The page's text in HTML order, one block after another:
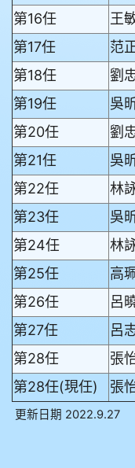
第16任
王
第17任
范
第18任
劉
第19任
吳
第20任
劉
第21任
吳
第22任
林
第23任
吳
第24任
林
第25任
高
第26任
呂
第27任
呂
第28任
張
第28任(現任)
張
更新日期 2022.9.27